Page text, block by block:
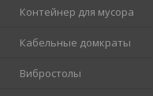
Контейнер для мусора
Кабельные домкраты
Вибростолы